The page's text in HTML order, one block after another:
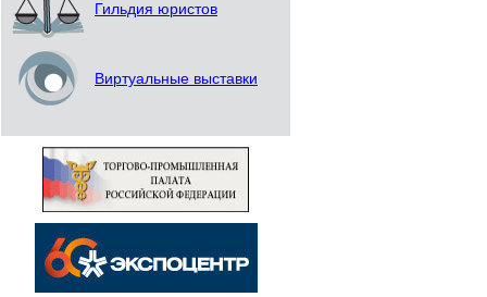
Гильдия юристов
Виртуальные выставки